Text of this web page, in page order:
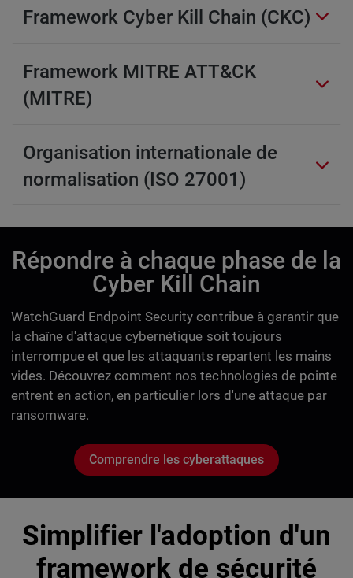
Framework Cyber Kill Chain (CKC)
Framework MITRE ATT&CK
(MITRE)
Organisation internationale de
normalisation (ISO 27001)
Répondre à chaque phase de la
Cyber Kill Chain
WatchGuard Endpoint Security contribue à garantir que
la chaîne d'attaque cybernétique soit toujours
interrompue et que les attaquants repartent les mains
vides. Découvrez comment nos technologies de pointe
entrent en action, en particulier lors d'une attaque par
ransomware.
Comprendre les cyberattaques
Simplifier l'adoption d'un
framework de sécurité